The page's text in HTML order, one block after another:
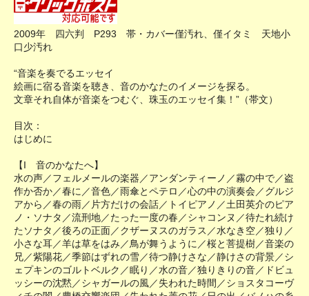
2009年 四六判 P293 帯・カバー僅汚れ、僅イタミ 天地小
口少汚れ
“音楽を奏でるエッセイ
絵画に宿る音楽を聴き、音のかなたのイメージを探る。
文章それ自体が音楽をつむぐ、珠玉のエッセイ集！”（帯文）
目次：
はじめに
【I 音のかなたへ】
水の声／フェルメールの楽器／アンダンティーノ／霧の中で／盗
作か否か／春に／音色／雨傘とペテロ／心の中の演奏会／グルジ
アから／春の雨／片方だけの会話／トイピアノ／土田英介のピア
ノ・ソナタ／流刑地／たった一度の春／シャコンヌ／待たれ続け
たソナタ／後ろの正面／クザーヌスのガラス／水なき空／独り／
小さな耳／羊は草をはみ／鳥が舞うように／桜と菩提樹／音楽の
兄／紫陽花／季節はずれの雪／待つ静けさな／静けさの背景／シ
ェプキンのゴルトベルク／眠り／水の音／独りきりの音／ドビュ
ッシーの沈黙／シャガールの風／失われた時間／ショスタコーヴ